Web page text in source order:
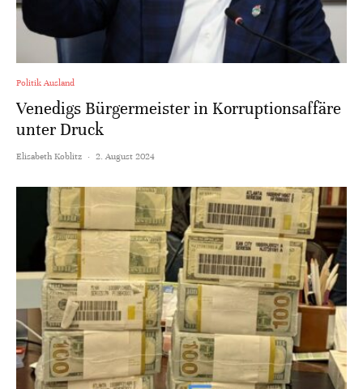
Politik Ausland
Venedigs Bürgermeister in Korruptionsaffäre
unter Druck
Elisabeth Koblitz · 2. August 2024